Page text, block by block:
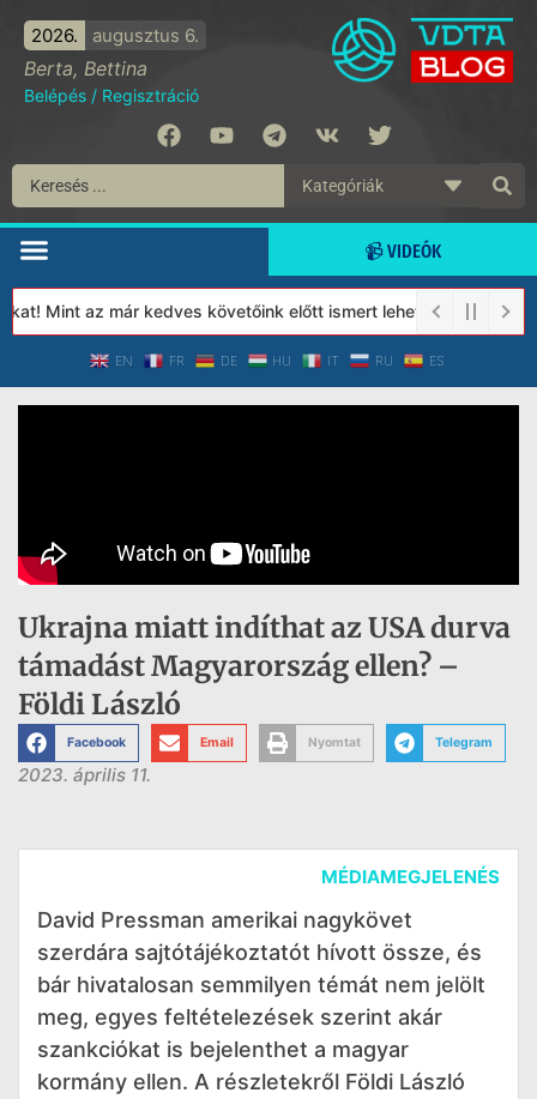
2026. augusztus 6.
Berta, Bettina
Belépés / Regisztráció
📹 VIDEÓK
Mint az már kedves követőink előtt ismert lehet, 2023-tól a
EN FR DE HU IT RU ES
Ukrajna miatt indíthat az USA durva
támadást Magyarország ellen? –
Földi László
Facebook Email Nyomtat Telegram
2023. április 11.
MÉDIAMEGJELENÉS
David Pressman amerikai nagykövet
szerdára sajtótájékoztatót hívott össze, és
bár hivatalosan semmilyen témát nem jelölt
meg, egyes feltételezések szerint akár
szankciókat is bejelenthet a magyar
kormány ellen. A részletekről Földi László